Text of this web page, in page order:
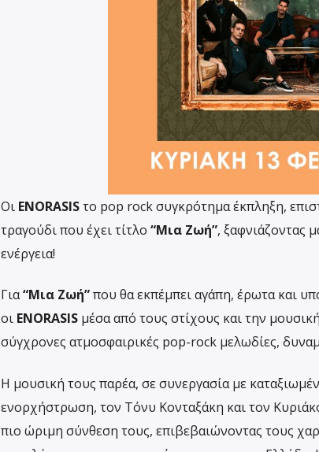
Οι ENORASISτο pop rock συγκρότημα έκπληξη,
τραγούδι που έχει τίτλο “Μια Ζωή”, ξαφνιάζοντας
ενέργεια!
Για“Μια Ζωή”που θα εκπέμπει αγάπη, έρωτα και
οι ENORASISμέσα από τους στίχους και την
σύγχρονες ατμοσφαιρικές pop-rock μελωδίες,
Η μουσική τους παρέα, σε συνεργασία με
ενορχήστρωση, τον Τόνυ Κονταξάκη και τον
πιο ώριμη σύνθεση τους, επιβεβαιώνοντας τους